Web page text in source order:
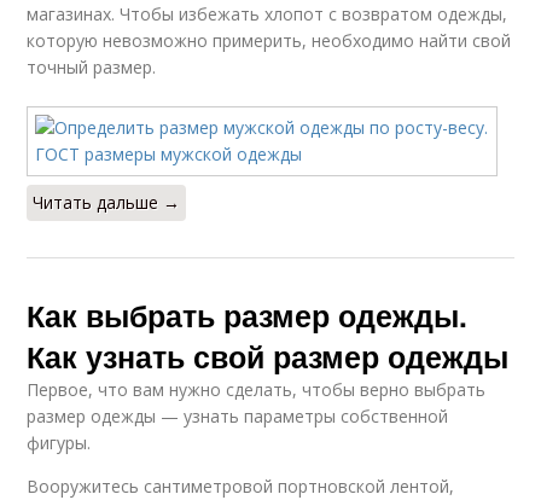
магазинах. Чтобы избежать хлопот с возвратом одежды,
которую невозможно примерить, необходимо найти свой
точный размер.
Читать дальше →
Как выбрать размер одежды.
Как узнать свой размер одежды
Первое, что вам нужно сделать, чтобы верно выбрать
размер одежды — узнать параметры собственной
фигуры.
Вооружитесь сантиметровой портновской лентой,